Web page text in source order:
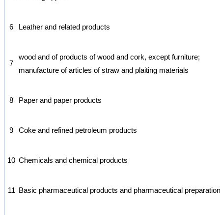
6 Leather and related products
7
wood and of products of wood and cork, except furniture;
manufacture of articles of straw and plaiting materials
8 Paper and paper products
9 Coke and refined petroleum products
10 Chemicals and chemical products
11 Basic pharmaceutical products and pharmaceutical